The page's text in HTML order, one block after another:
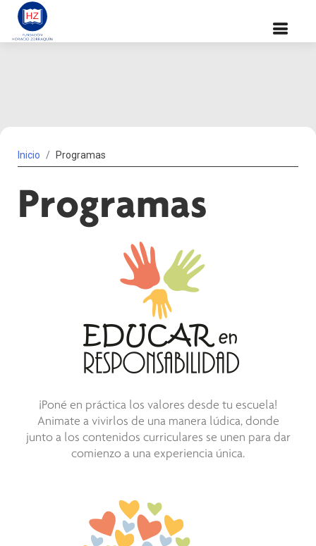
Inicio Programas
Programas
¡Poné en práctica los valores desde tu escuela!
Animate a vivirlos de una manera lúdica, donde
junto a los contenidos curriculares se unen para dar
comienzo a una experiencia única.